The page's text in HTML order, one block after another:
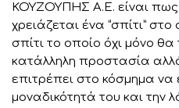
ΚΟΥΖΟΥΠΗΣ Α.Ε. είναι πως
χρειάζεται ένα “σπίτι”
σπίτι το οποίο όχι μόνο
κατάλληλη προστασία
επιτρέπει στο κόσμημα να
μοναδικότητά του και την